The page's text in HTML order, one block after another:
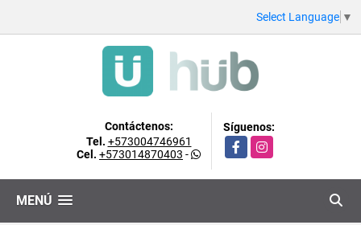
Select Language ▼
Contáctenos:
Tel. +573004746961
Cel. +573014870403 -
Síguenos:
FacebookInstagram
MENÚ